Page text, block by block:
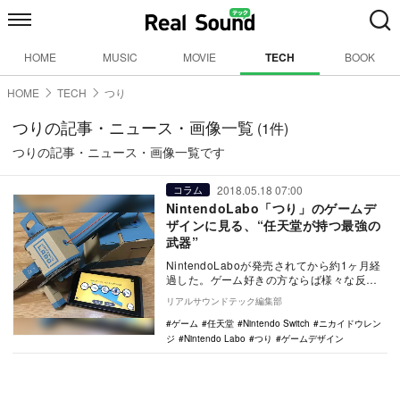
HOME MUSIC MOVIE TECH BOOK
HOME TECH つり
つりの記事・ニュース・画像一覧 (1件)
つりの記事・ニュース・画像一覧です
コラム 2018.05.18 07:00
NintendoLabo「つり」のゲームデ
ザインに見る、“任天堂が持つ最強の
武器”
NintendoLaboが発売されてから約1ヶ月経
過した。ゲーム好きの方ならば様々な反響
を目にしたのではないだろうか。 実際…
リアルサウンドテック編集部
ゲーム
任天堂 Nintendo Switch
ニカイドウレン
ジ
Nintendo Labo つり ゲームデザイン